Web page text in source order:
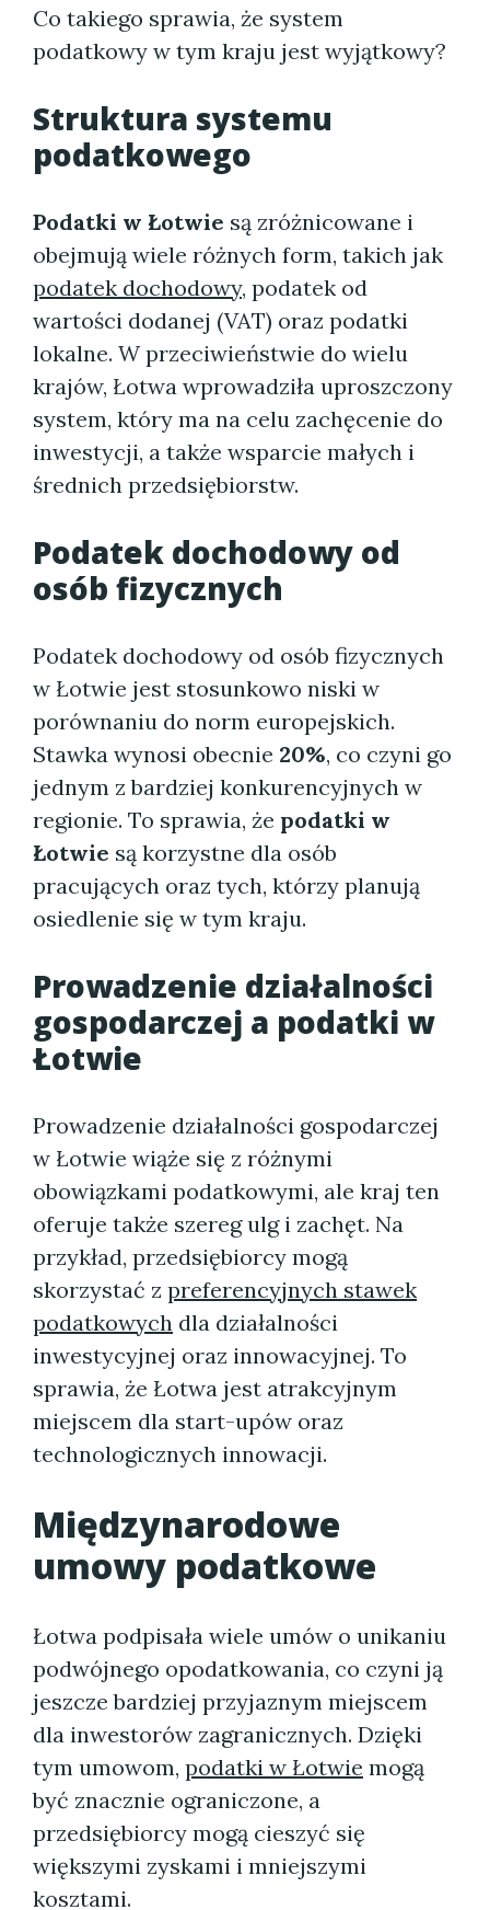
Co takiego sprawia, że system
podatkowy w tym kraju jest wyjątkowy?
Struktura systemu
podatkowego
Podatki w Łotwie są zróżnicowane i
obejmują wiele różnych form, takich jak
podatek dochodowy, podatek od
wartości dodanej (VAT) oraz podatki
lokalne. W przeciwieństwie do wielu
krajów, Łotwa wprowadziła uproszczony
system, który ma na celu zachęcenie do
inwestycji, a także wsparcie małych i
średnich przedsiębiorstw.
Podatek dochodowy od
osób fizycznych
Podatek dochodowy od osób fizycznych
w Łotwie jest stosunkowo niski w
porównaniu do norm europejskich.
Stawka wynosi obecnie 20%, co czyni go
jednym z bardziej konkurencyjnych w
regionie. To sprawia, że podatki w
Łotwie są korzystne dla osób
pracujących oraz tych, którzy planują
osiedlenie się w tym kraju.
Prowadzenie działalności
gospodarczej a podatki w
Łotwie
Prowadzenie działalności gospodarczej
w Łotwie wiąże się z różnymi
obowiązkami podatkowymi, ale kraj ten
oferuje także szereg ulg i zachęt. Na
przykład, przedsiębiorcy mogą
skorzystać z preferencyjnych stawek
podatkowych dla działalności
inwestycyjnej oraz innowacyjnej. To
sprawia, że Łotwa jest atrakcyjnym
miejscem dla start-upów oraz
technologicznych innowacji.
Międzynarodowe
umowy podatkowe
Łotwa podpisała wiele umów o unikaniu
podwójnego opodatkowania, co czyni ją
jeszcze bardziej przyjaznym miejscem
dla inwestorów zagranicznych. Dzięki
tym umowom, podatki w Łotwie mogą
być znacznie ograniczone, a
przedsiębiorcy mogą cieszyć się
większymi zyskami i mniejszymi
kosztami.